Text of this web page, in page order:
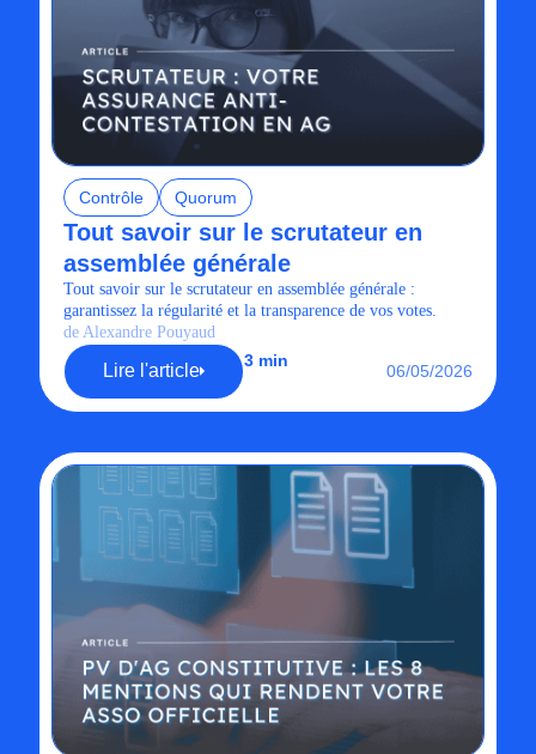
Contrôle Quorum
Tout savoir sur le scrutateur en
assemblée générale
Tout savoir sur le scrutateur en assemblée générale :
garantissez la régularité et la transparence de vos votes.
de Alexandre Pouyaud
Lire l'article
3 min
06/05/2026